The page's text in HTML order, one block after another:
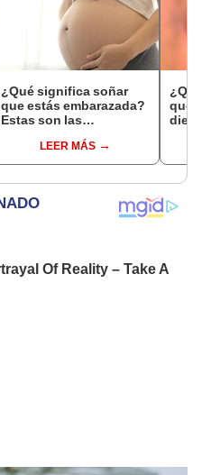
¿Qué significa soñar
que estás embarazada?
Estas son las
comunesLEER MÁS
que